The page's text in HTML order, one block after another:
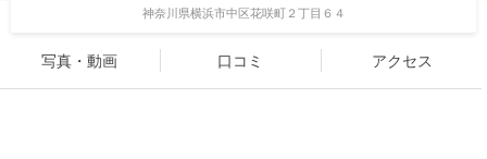
神奈川県横浜市中区花咲町２丁目６４
写真・動画 口コミ アクセス